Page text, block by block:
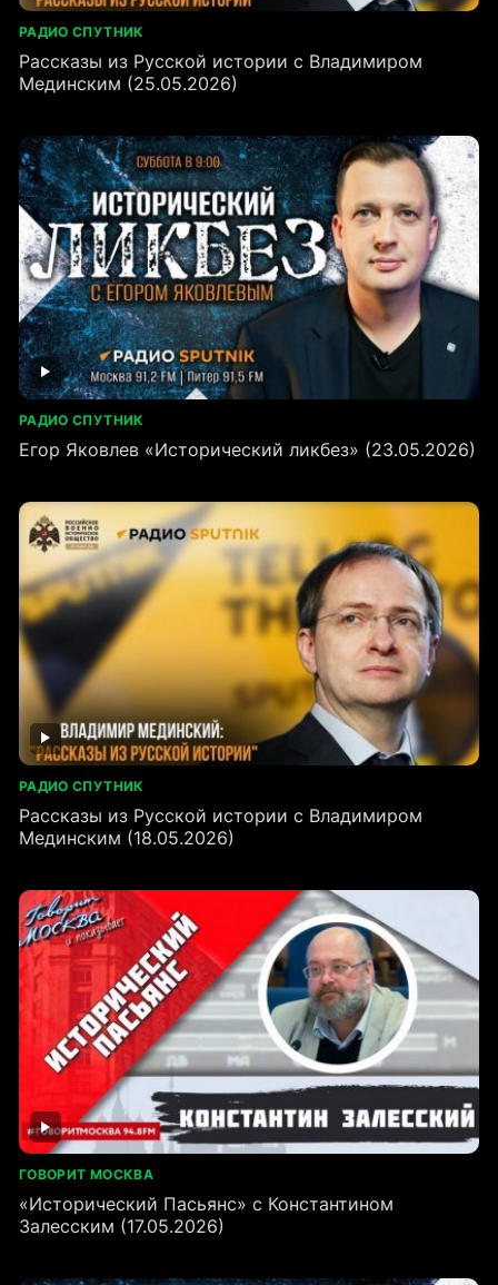
РАДИО СПУТНИК
Рассказы из Русской истории с Владимиром
Мединским (25.05.2026)
РАДИО СПУТНИК
Егор Яковлев «Исторический ликбез» (23.05.2026)
РАДИО СПУТНИК
Рассказы из Русской истории с Владимиром
Мединским (18.05.2026)
ГОВОРИТ МОСКВА
«Исторический Пасьянс» с Константином
Залесским (17.05.2026)